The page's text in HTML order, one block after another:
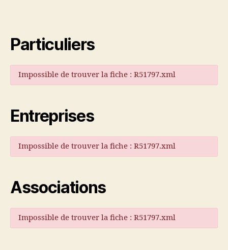
Particuliers
Impossible de trouver la fiche : R51797.xml
Entreprises
Impossible de trouver la fiche : R51797.xml
Associations
Impossible de trouver la fiche : R51797.xml